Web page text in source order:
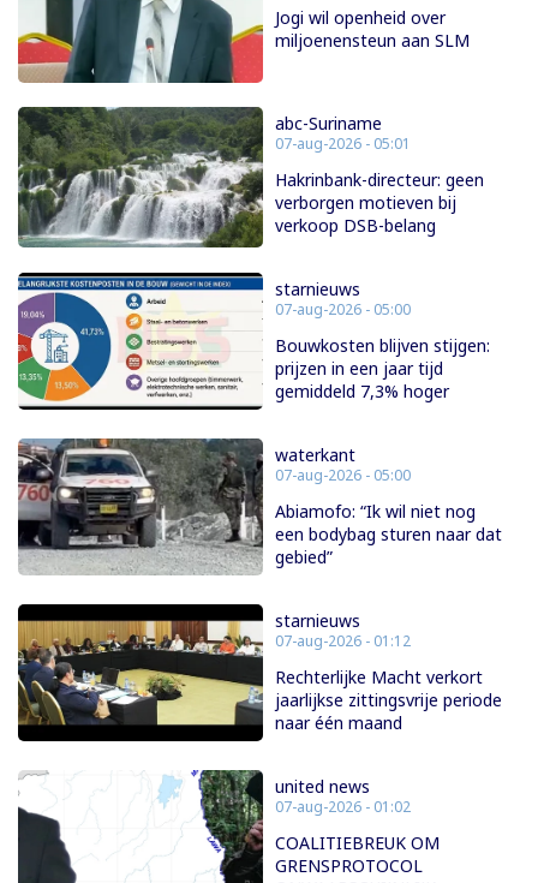
Jogi wil openheid over
miljoenensteun aan SLM
abc-Suriname
07-aug-2026 - 05:01
Hakrinbank-directeur: geen
verborgen motieven bij
verkoop DSB-belang
starnieuws
07-aug-2026 - 05:00
Bouwkosten blijven stijgen:
prijzen in een jaar tijd
gemiddeld 7,3% hoger
waterkant
07-aug-2026 - 05:00
Abiamofo: “Ik wil niet nog
een bodybag sturen naar dat
gebied”
starnieuws
07-aug-2026 - 01:12
Rechterlijke Macht verkort
jaarlijkse zittingsvrije periode
naar één maand
united news
07-aug-2026 - 01:02
COALITIEBREUK OM
GRENSPROTOCOL